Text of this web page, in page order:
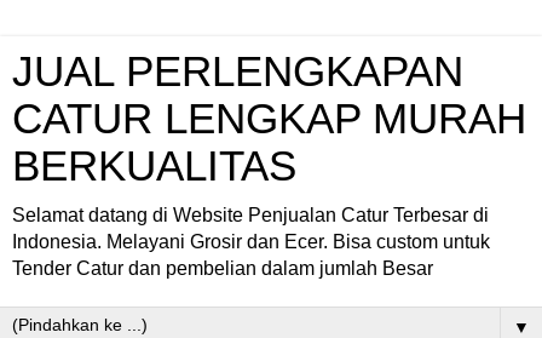
JUAL PERLENGKAPAN
CATUR LENGKAP MURAH
BERKUALITAS
Selamat datang di Website Penjualan Catur Terbesar di
Indonesia. Melayani Grosir dan Ecer. Bisa custom untuk
Tender Catur dan pembelian dalam jumlah Besar
▼